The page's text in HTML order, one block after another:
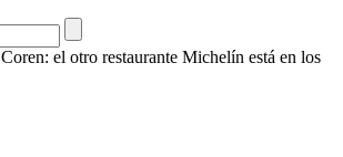
Coren: el otro restaurante Michelín está en los